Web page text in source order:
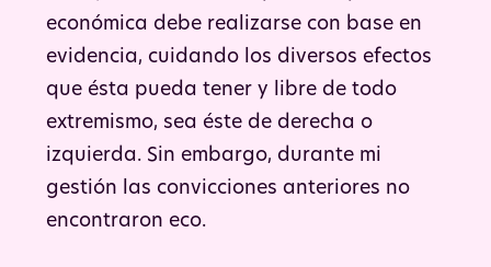
económica debe realizarse con base en
evidencia, cuidando los diversos efectos
que ésta pueda tener y libre de todo
extremismo, sea éste de derecha o
izquierda. Sin embargo, durante mi
gestión las convicciones anteriores no
encontraron eco.